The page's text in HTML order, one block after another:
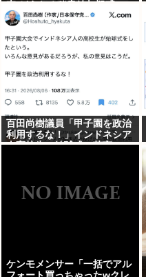
百田尚樹議員「甲子園を政治
利用するな！」インドネシア
人高校生の始球式に苦言
ケンモメンサー「一括でアル